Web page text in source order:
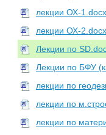
лекции ОХ-1.docx
лекции ОХ-2.docx
Лекции по
Лекции по БФУ
лекции по
лекции по
лекции по